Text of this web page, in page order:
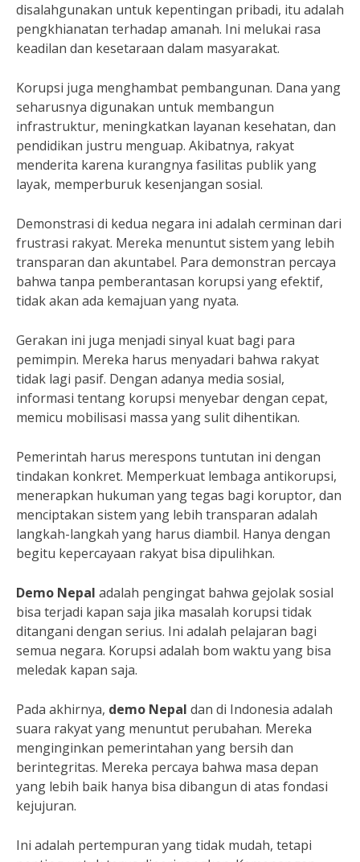
disalahgunakan untuk kepentingan pribadi, itu adalah
pengkhianatan terhadap amanah. Ini melukai rasa
keadilan dan kesetaraan dalam masyarakat.
Korupsi juga menghambat pembangunan. Dana yang
seharusnya digunakan untuk membangun
infrastruktur, meningkatkan layanan kesehatan, dan
pendidikan justru menguap. Akibatnya, rakyat
menderita karena kurangnya fasilitas publik yang
layak, memperburuk kesenjangan sosial.
Demonstrasi di kedua negara ini adalah cerminan dari
frustrasi rakyat. Mereka menuntut sistem yang lebih
transparan dan akuntabel. Para demonstran percaya
bahwa tanpa pemberantasan korupsi yang efektif,
tidak akan ada kemajuan yang nyata.
Gerakan ini juga menjadi sinyal kuat bagi para
pemimpin. Mereka harus menyadari bahwa rakyat
tidak lagi pasif. Dengan adanya media sosial,
informasi tentang korupsi menyebar dengan cepat,
memicu mobilisasi massa yang sulit dihentikan.
Pemerintah harus merespons tuntutan ini dengan
tindakan konkret. Memperkuat lembaga antikorupsi,
menerapkan hukuman yang tegas bagi koruptor, dan
menciptakan sistem yang lebih transparan adalah
langkah-langkah yang harus diambil. Hanya dengan
begitu kepercayaan rakyat bisa dipulihkan.
Demo Nepal adalah pengingat bahwa gejolak sosial
bisa terjadi kapan saja jika masalah korupsi tidak
ditangani dengan serius. Ini adalah pelajaran bagi
semua negara. Korupsi adalah bom waktu yang bisa
meledak kapan saja.
Pada akhirnya, demo Nepal dan di Indonesia adalah
suara rakyat yang menuntut perubahan. Mereka
menginginkan pemerintahan yang bersih dan
berintegritas. Mereka percaya bahwa masa depan
yang lebih baik hanya bisa dibangun di atas fondasi
kejujuran.
Ini adalah pertempuran yang tidak mudah, tetapi